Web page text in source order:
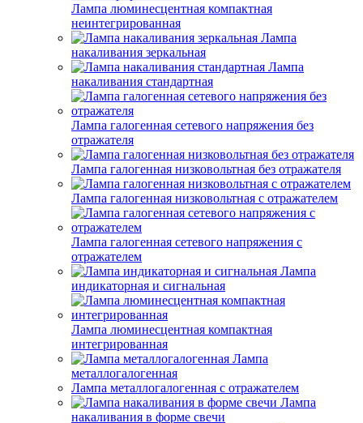
Лампа люминесцентная компактная
неинтегрированная
Лампа
накаливания зеркальная
Лампа
накаливания стандартная
Лампа галогенная сетевого напряжения без
отражателя
Лампа галогенная низковольтная без отражателя
Лампа галогенная низковольтная с отражателем
Лампа галогенная сетевого напряжения с
отражателем
Лампа
индикаторная и сигнальная
Лампа люминесцентная компактная
интегрированная
Лампа
металлогалогенная
Лампа металлогалогенная с отражателем
Лампа
накаливания в форме свечи